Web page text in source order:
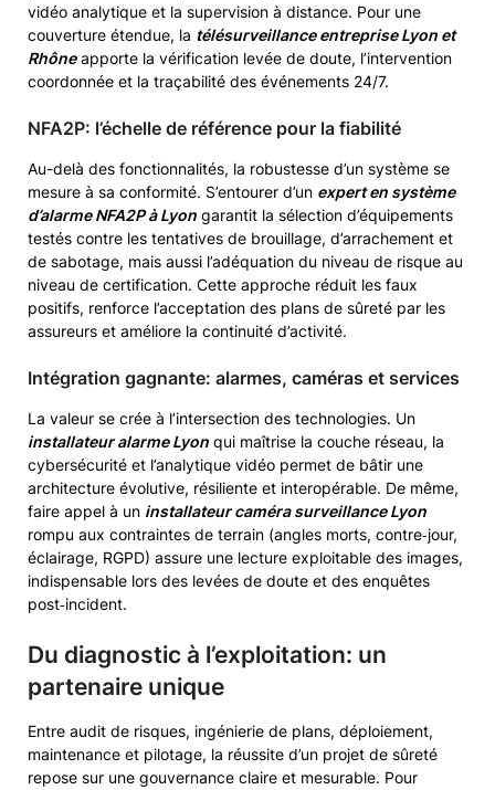
vidéo analytique et la supervision à distance. Pour une
couverture étendue, la télésurveillance entreprise Lyon et
Rhôneapporte la vérification levée de doute, l’intervention
coordonnée et la traçabilité des événements 24/7.
NFA2P: l’échelle de référence pour la fiabilité
Au-delà des fonctionnalités, la robustesse d’un système se
mesure à sa conformité. S’entourer d’un expert en système
d’alarme NFA2P à Lyon garantit la sélection d’équipements
testés contre les tentatives de brouillage, d’arrachement et
de sabotage, mais aussi l’adéquation du niveau de risque au
niveau de certification. Cette approche réduit les faux
positifs, renforce l’acceptation des plans de sûreté par les
assureurs et améliore la continuité d’activité.
Intégration gagnante: alarmes, caméras et services
La valeur se crée à l’intersection des technologies. Un
installateur alarme Lyon qui maîtrise la couche réseau, la
cybersécurité et l’analytique vidéo permet de bâtir une
architecture évolutive, résiliente et interopérable. De même,
faire appel à un installateur caméra surveillance Lyon
rompu aux contraintes de terrain (angles morts, contre‑jour,
éclairage, RGPD) assure une lecture exploitable des images,
indispensable lors des levées de doute et des enquêtes
post‑incident.
Du diagnostic à l’exploitation: un
partenaire unique
Entre audit de risques, ingénierie de plans, déploiement,
maintenance et pilotage, la réussite d’un projet de sûreté
repose sur une gouvernance claire et mesurable. Pour